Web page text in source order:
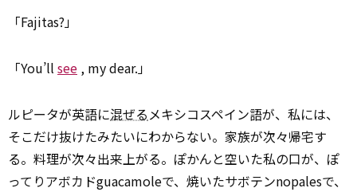
「Fajitas?」
「You’ll see , my dear.」
ルピータが英語に混ぜるメキシコスペイン語が、私には、
そこだけ抜けたみたいにわからない。家族が次々帰宅す
る。料理が次々出来上がる。ぽかんと空いた私の口が、ぽ
ってりアボカドguacamoleで、焼いたサボテンnopalesで、